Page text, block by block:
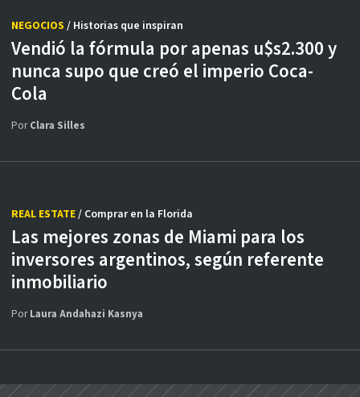
Vendió la fórmula por apenas u$s2.300 y
nunca supo que creó el imperio Coca-
Cola
NEGOCIOS / Historias que inspiran
PorClara Silles
Las mejores zonas de Miami para los
inversores argentinos, según referente
inmobiliario
REAL ESTATE/ Comprar en la Florida
PorLaura Andahazi Kasnya